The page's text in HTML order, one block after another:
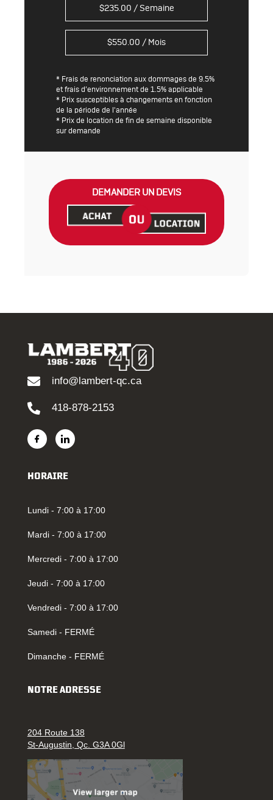
$235.00 / Semaine
$550.00 / Mois
* Frais de renonciation aux dommages de 9.5%
et frais d’environnement de 1.5% applicable
* Prix susceptibles à changements en fonction
de la période de l'année
* Prix de location de fin de semaine disponible
sur demande
DEMANDER UN DEVIS
info@lambert-qc.ca
418-878-2153
HORAIRE
Lundi - 7:00 à 17:00
Mardi - 7:00 à 17:00
Mercredi - 7:00 à 17:00
Jeudi - 7:00 à 17:00
Vendredi - 7:00 à 17:00
Samedi - FERMÉ
Dimanche - FERMÉ
NOTRE ADRESSE
204 Route 138
St-Augustin, Qc. G3A 0Gl